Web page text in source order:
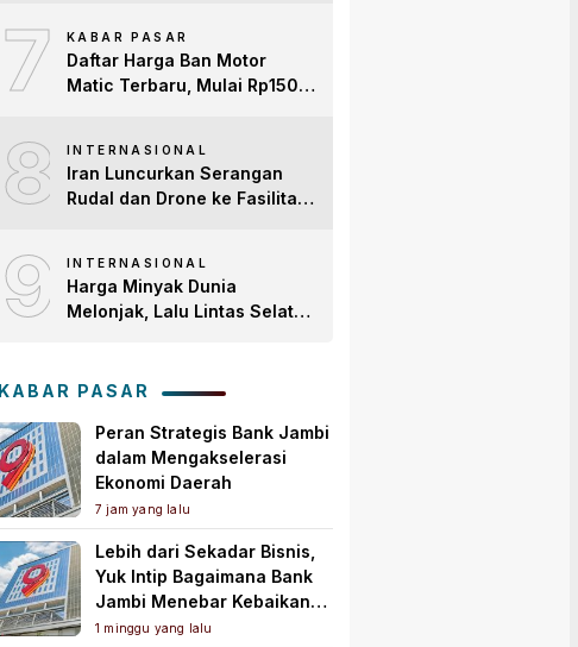
Global
7 KABAR PASAR
Daftar Harga Ban Motor
Matic Terbaru, Mulai Rp150
8 INTERNASIONAL
Iran Luncurkan Serangan
Rudal dan Drone ke Fasilitas
9 INTERNASIONAL
Harga Minyak Dunia
Melonjak, Lalu Lintas Selat
KABAR PASAR
Peran Strategis Bank Jambi
dalam Mengakselerasi
Ekonomi Daerah
7 jam yang lalu
Lebih dari Sekadar Bisnis,
Yuk Intip Bagaimana Bank
Jambi Menebar Kebaikan
untuk Masyarakat!
1 minggu yang lalu